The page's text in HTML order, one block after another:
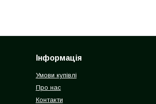
Інформація
Умови купівлі
Про нас
Контакти